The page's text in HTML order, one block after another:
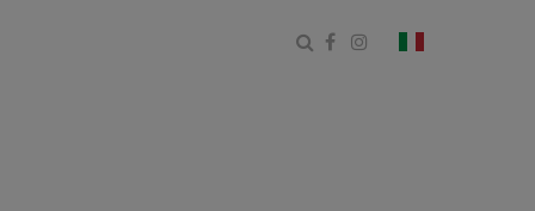
Apri il modulo di ricerca
Facebook
Instagram
cambia